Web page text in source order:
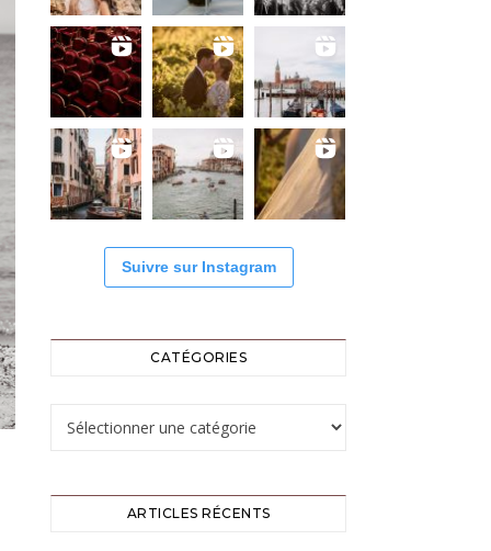
Suivre sur Instagram
CATÉGORIES
Catégories
ARTICLES RÉCENTS